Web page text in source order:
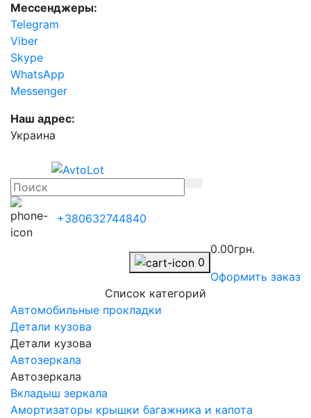
Мессенджеры:
Telegram
Viber
Skype
WhatsApp
Messenger
Наш адрес:
Украина
+380632744840
0
0.00грн.
Оформить заказ
Список категорий
Автомобильные прокладки
Детали кузова
Детали кузова
Автозеркала
Автозеркала
Вкладыш зеркала
Амортизаторы крышки багажника и капота